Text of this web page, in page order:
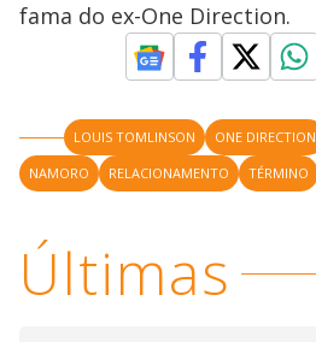
fama do ex-One Direction.
LOUIS TOMLINSON ONE DIRECTION
NAMORO
RELACIONAMENTO TÉRMINO
Últimas